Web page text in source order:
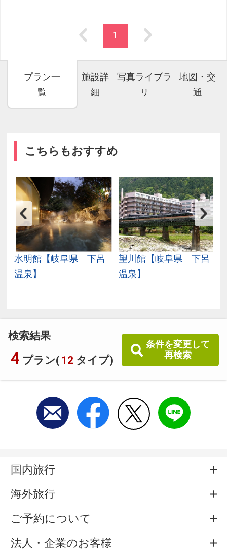
検索結果
4 プラン( 12 タイプ)
条件を変更して
再検索
1
プラン一
覧
施設詳
細
写真ライブラ
リ
地図・交
通
こちらもおすすめ
水明館【岐阜県 下呂
温泉】
望川館【岐阜県 下呂
温泉】
国内旅行
海外旅行
ご予約について
法人・企業のお客様